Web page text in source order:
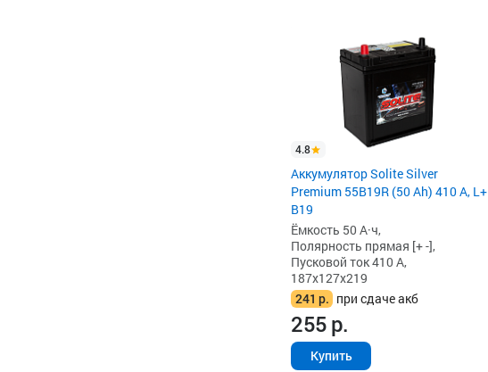
4.8
Аккумулятор Solite Silver
Premium 55B19R (50 Ah) 410 А, L+
B19
Ёмкость 50 А·ч,
Полярность прямая [+ -],
Пусковой ток 410 А,
187x127x219
241 р. при сдаче акб
255р.
Купить